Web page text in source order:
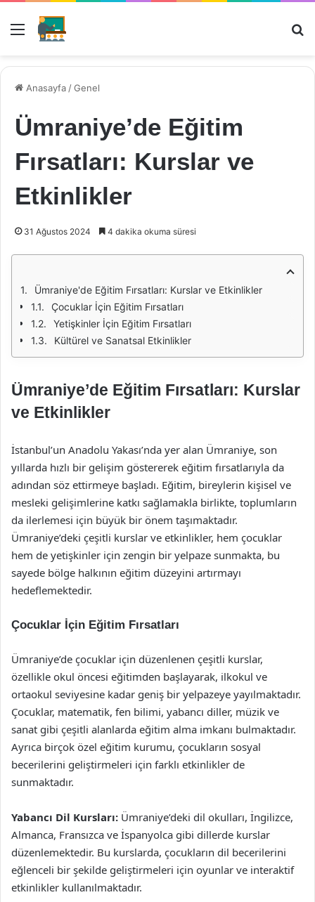
Menü
Anasayfa /Genel
Ümraniye’de Eğitim
Fırsatları: Kurslar ve
Etkinlikler
31 Ağustos 2024 4 dakika okuma süresi
Ümraniye'de Eğitim Fırsatları: Kurslar ve Etkinlikler
Çocuklar İçin Eğitim Fırsatları
Yetişkinler İçin Eğitim Fırsatları
Kültürel ve Sanatsal Etkinlikler
Ümraniye’de Eğitim Fırsatları: Kurslar
ve Etkinlikler
İstanbul’un Anadolu Yakası’nda yer alan Ümraniye, son
yıllarda hızlı bir gelişim göstererek eğitim fırsatlarıyla da
adından söz ettirmeye başladı. Eğitim, bireylerin kişisel ve
mesleki gelişimlerine katkı sağlamakla birlikte, toplumların
da ilerlemesi için büyük bir önem taşımaktadır.
Ümraniye’deki çeşitli kurslar ve etkinlikler, hem çocuklar
hem de yetişkinler için zengin bir yelpaze sunmakta, bu
sayede bölge halkının eğitim düzeyini artırmayı
hedeflemektedir.
Çocuklar İçin Eğitim Fırsatları
Ümraniye’de çocuklar için düzenlenen çeşitli kurslar,
özellikle okul öncesi eğitimden başlayarak, ilkokul ve
ortaokul seviyesine kadar geniş bir yelpazeye yayılmaktadır.
Çocuklar, matematik, fen bilimi, yabancı diller, müzik ve
sanat gibi çeşitli alanlarda eğitim alma imkanı bulmaktadır.
Ayrıca birçok özel eğitim kurumu, çocukların sosyal
becerilerini geliştirmeleri için farklı etkinlikler de
sunmaktadır.
Yabancı Dil Kursları: Ümraniye’deki dil okulları, İngilizce,
Almanca, Fransızca ve İspanyolca gibi dillerde kurslar
düzenlemektedir. Bu kurslarda, çocukların dil becerilerini
eğlenceli bir şekilde geliştirmeleri için oyunlar ve interaktif
etkinlikler kullanılmaktadır.